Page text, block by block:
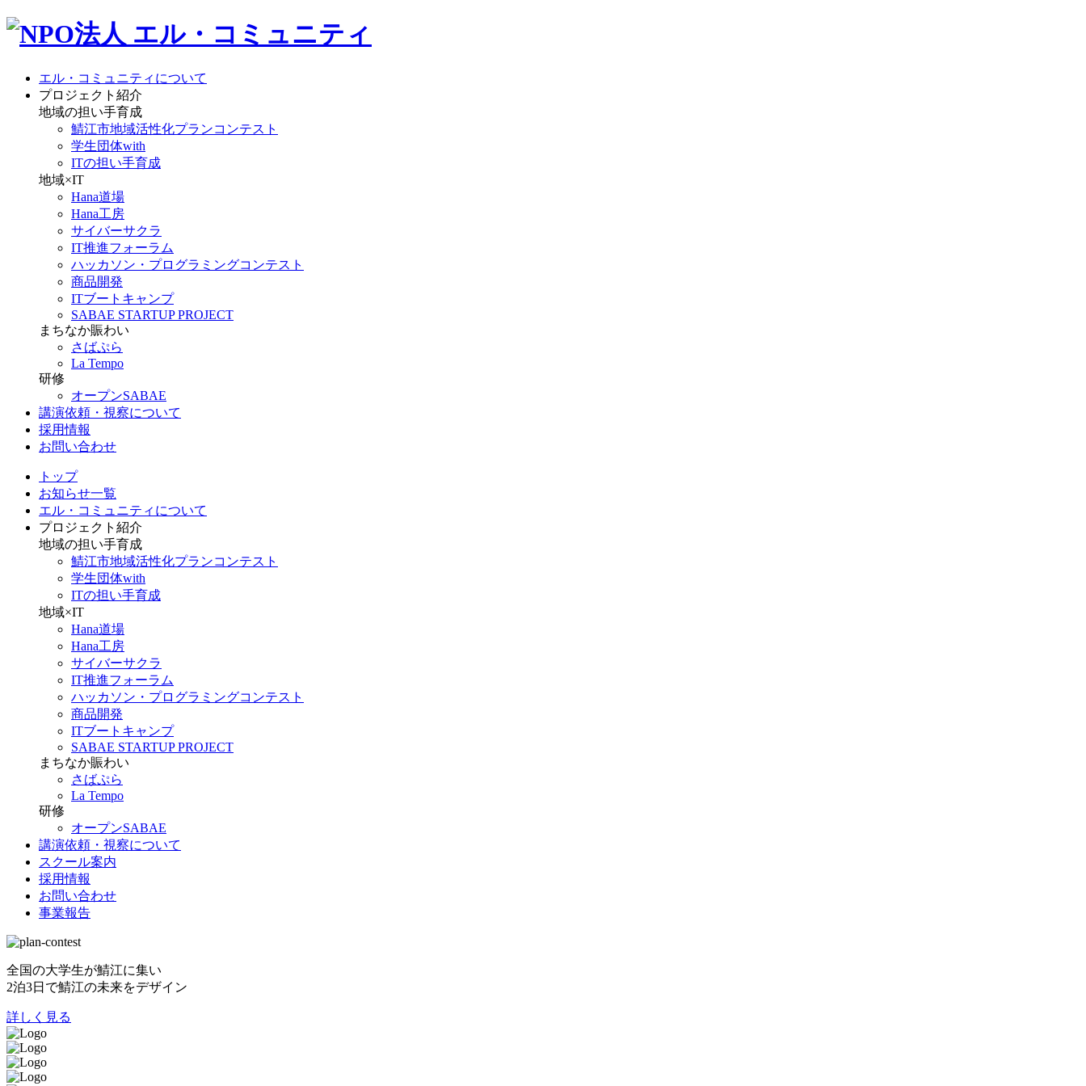
エル・コミュニティについて
プロジェクト紹介
地域の担い手育成
鯖江市地域活性化プランコンテスト
学生団体with
ITの担い手育成
地域×IT
Hana道場
Hana工房
サイバーサクラ
IT推進フォーラム
ハッカソン・プログラミングコンテスト
商品開発
ITブートキャンプ
SABAE STARTUP PROJECT
まちなか賑わい
さばぷら
La Tempo
研修
オープンSABAE
講演依頼・視察について
採用情報
お問い合わせ
トップ
お知らせ一覧
エル・コミュニティについて
プロジェクト紹介
地域の担い手育成
鯖江市地域活性化プランコンテスト
学生団体with
ITの担い手育成
地域×IT
Hana道場
Hana工房
サイバーサクラ
IT推進フォーラム
ハッカソン・プログラミングコンテスト
商品開発
ITブートキャンプ
SABAE STARTUP PROJECT
まちなか賑わい
さばぷら
La Tempo
研修
オープンSABAE
講演依頼・視察について
スクール案内
採用情報
お問い合わせ
事業報告
全国の大学生が鯖江に集い
2泊3日で鯖江の未来をデザイン
詳しく見る